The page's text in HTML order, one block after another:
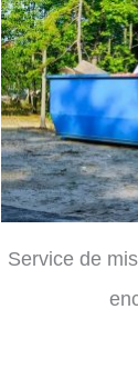
Service de